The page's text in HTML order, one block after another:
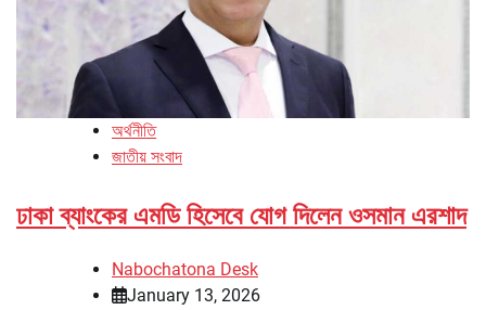
অর্থনীতি
জাতীয় সংবাদ
ঢাকা ব্যাংকের এমডি হিসেবে যোগ দিলেন ওসমান এরশাদ
Nabochatona Desk
January 13, 2026